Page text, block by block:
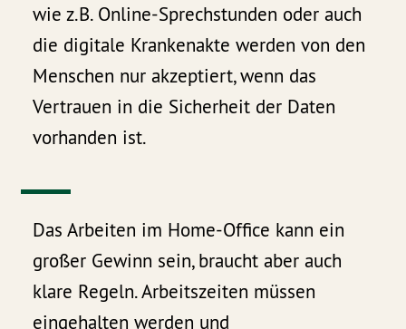
wie z.B. Online-Sprechstunden oder auch
die digitale Krankenakte werden von den
Menschen nur akzeptiert, wenn das
Vertrauen in die Sicherheit der Daten
vorhanden ist.
Das Arbeiten im Home-Office kann ein
großer Gewinn sein, braucht aber auch
klare Regeln. Arbeitszeiten müssen
eingehalten werden und